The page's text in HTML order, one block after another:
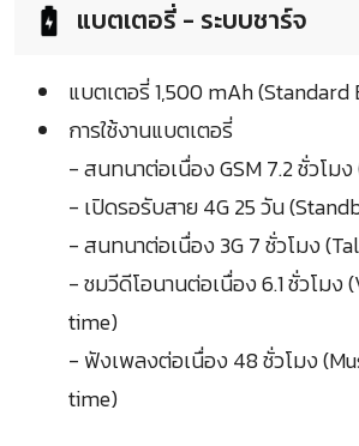
แบตเตอรี่ - ระบบชาร์จ
แบตเตอรี่ 1,500 mAh
การใช้งานแบตเตอรี่
- สนทนาต่อเนื่อง GSM 7.2 ชั่วโม
- เปิดรอรับสาย 4G 25 วัน
- สนทนาต่อเนื่อง 3G 7 ชั่วโมง
- ชมวีดีโอนานต่อเนื่อง 6.1 ชั่วโมง
time)
- ฟังเพลงต่อเนื่อง 48 ชั่วโมง
time)